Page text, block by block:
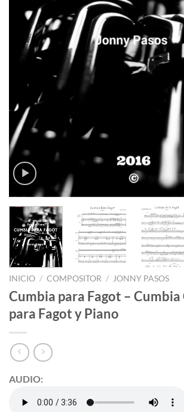
INICIO / COMPOSITOR / JONNY PASOS
Cumbia para Fagot –
para Fagot y Piano
AUDIO: